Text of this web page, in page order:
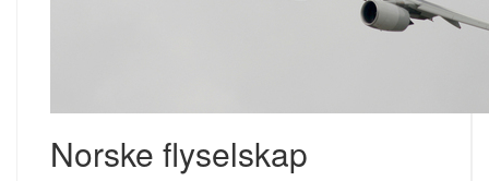
Norske flyselskap